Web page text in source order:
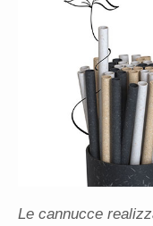
Le cannucce